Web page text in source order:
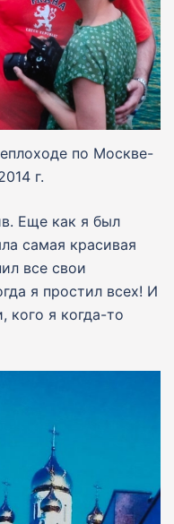
по Москве-
г.
Еще как я был
самая красивая
все свои
я простил всех! И
кого я когда-то